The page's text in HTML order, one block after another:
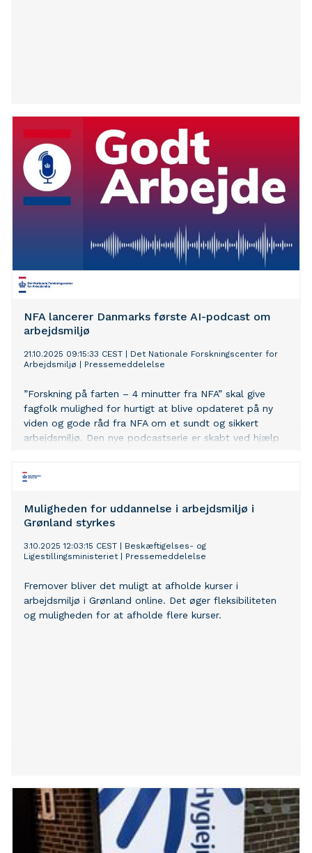
NFA lancerer Danmarks første AI-podcast om
arbejdsmiljø
21.10.2025 09:15:33 CEST
Det Nationale Forskningscenter for
Arbejdsmiljø
Pressemeddelelse
”Forskning på farten – 4 minutter fra NFA” skal give
fagfolk mulighed for hurtigt at blive opdateret på ny
viden og gode råd fra NFA om et sundt og sikkert
arbejdsmiljø. Den nye podcastserie er skabt ved hjælp
Muligheden for uddannelse i arbejdsmiljø i
Grønland styrkes
3.10.2025 12:03:15 CEST
Beskæftigelses- og
Ligestillingsministeriet| Pressemeddelelse
Fremover bliver det muligt at afholde kurser i
arbejdsmiljø i Grønland online. Det øger fleksibiliteten
og muligheden for at afholde flere kurser.